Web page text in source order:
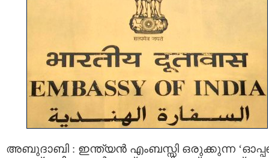
അബുദാബി : ഇന്ത്യന്‍ എംബസ്സി ഒരുക്കുന്ന